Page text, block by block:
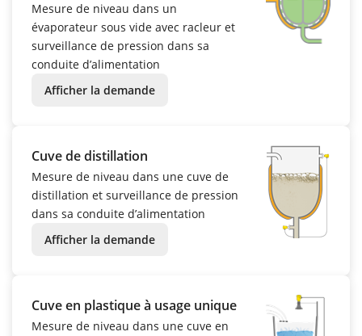
Mesure de niveau dans un
évaporateur sous vide avec racleur et
surveillance de pression dans sa
conduite d’alimentation
Afficher la demande
Cuve de distillation
Mesure de niveau dans une cuve de
distillation et surveillance de pression
dans sa conduite d’alimentation
Afficher la demande
Cuve en plastique à usage unique
Mesure de niveau dans une cuve en